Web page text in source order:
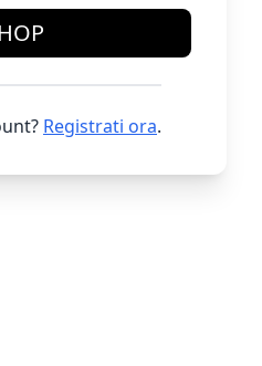
Registrati ora.